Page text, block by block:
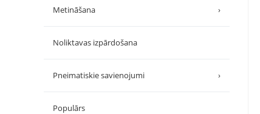
Metināšana ›
Noliktavas izpārdošana
Pneimatiskie savienojumi ›
Populārs